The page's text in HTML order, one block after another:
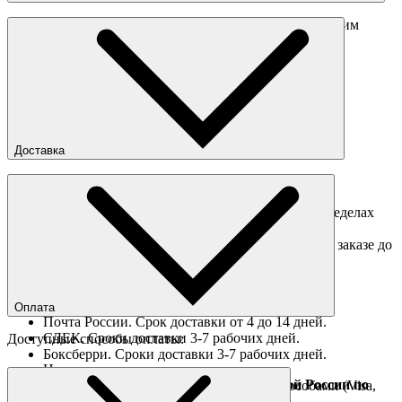
Перед отправкой обмена обязательно свяжитесь с нашим
obmen@sneakerhead.ru
Подробные правила возврата товара
Доставка
Доставка по Москве
Доставка курьером в интервал 13:00-20:00 в пределах
МКАД 350 руб.
Доставка "день в день" в пределах МКАД (при заказе до
Ориентировочные сроки доставки по России
Почта России. Срок доставки от 4 до 14 дней.
СДЕК. Сроки доставки 3-7 рабочих дней.
Боксберри. Сроки доставки 3-7 рабочих дней.
Доставка за границу осуществляется Почтой России по
Оплата
Доступные способы оплаты:
Наличными при получении
Оплата он-лайн всеми популярными способами (Visa,